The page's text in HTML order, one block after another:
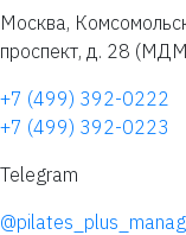
Москва,
проспект, д. 28
+7 (499) 392-0222
+7 (499) 392-0223
Telegram